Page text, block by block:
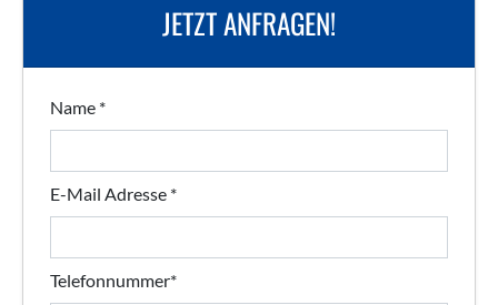
JETZT ANFRAGEN!
Name *
E-Mail Adresse *
Telefonnummer*